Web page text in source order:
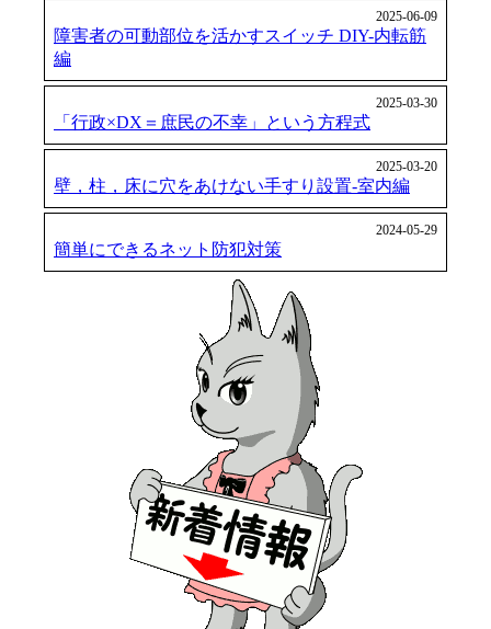
2025-06-09
障害者の可動部位を活かすスイッチ DIY-内転筋
編
2025-03-30
「行政×DX＝庶民の不幸」という方程式
2025-03-20
壁，柱，床に穴をあけない手すり設置-室内編
2024-05-29
簡単にできるネット防犯対策